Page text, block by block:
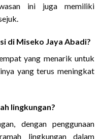
ini juga memiliki
di Miseko Jaya Abadi?
yang menarik untuk
yang terus meningkat
lingkungan?
dengan penggunaan
lingkungan dalam